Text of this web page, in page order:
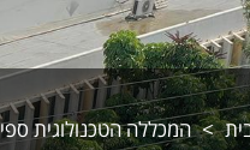
המכללה הטכנולוגית